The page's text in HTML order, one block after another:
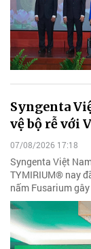
Syngenta
vệ bộ rễ với
07/08/2026 17:18
Syngenta Việt
TYMIRIUM® nay
nấm Fusarium